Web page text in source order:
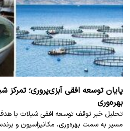
پایان توسعه افقی آبزی‌پروری؛ تمرکز
بهره‌وری
تحلیل خبر توقف توسعه افقی شیلات با هدف
مسیر به سمت بهره‌وری، مکانیزاسیون و